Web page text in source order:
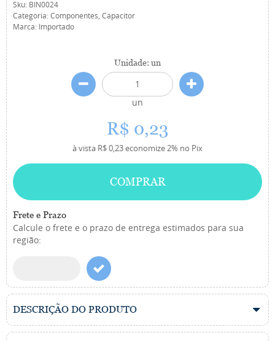
Sku: BIN0024
Categoria:Componentes, Capacitor
Marca: Importado
Unidade: un
un
R$ 0,23
à vista R$ 0,23economize2% no Pix
COMPRAR
Frete e Prazo
Calcule o frete e o prazo de entrega estimados para sua
região:
DESCRIÇÃO DO PRODUTO